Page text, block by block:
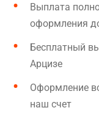
Выплата
оформления
Бесплатный
Арцизе
Оформление
наш счет